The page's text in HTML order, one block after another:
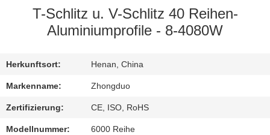
QUALITÄTSKONTROLLE
TRETEN
SIE
MIT
UNS
T-Schlitz u. V-Schlitz 40 Reihen-
Aluminiumprofile - 8-4080W
Herkunftsort: Henan, China
Markenname: Zhongduo
Zertifizierung: CE, ISO, RoHS
Modellnummer: 6000 Reihe